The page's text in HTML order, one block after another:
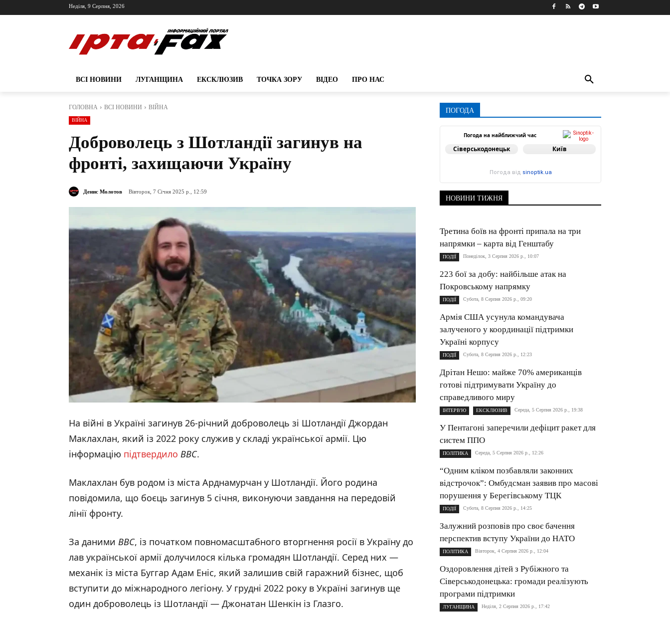
Неділя, 9 Серпня, 2026
ВСІ НОВИНИ ЛУГАНЩИНА ЕКСКЛЮЗИВ ТОЧКА ЗОРУ ВІДЕО ПРО НАС
ГОЛОВНА ВСІ НОВИНИ ВІЙНА
ВІЙНА
Доброволець з Шотландії загинув на
фронті, захищаючи Україну
Денис Молотов Вівторок, 7 Січня 2025 р., 12:59
На війні в Україні загинув 26-річний доброволець зі Шотландії Джордан
Маклахлан, який із 2022 року служив у складі української армії. Цю
інформацію підтвердило BBC.
Маклахлан був родом із міста Арднамурчан у Шотландії. Його родина
повідомила, що боєць загинув 5 січня, виконуючи завдання на передовій
лінії фронту.
За даними BBC, із початком повномасштабного вторгнення росії в Україну до
лав української армії долучилося кілька громадян Шотландії. Серед них —
механік із міста Буггар Адам Еніс, який залишив свій гаражний бізнес, щоб
вступити до міжнародного легіону. У грудні 2022 року в Україні загинув ще
один доброволець із Шотландії — Джонатан Шенкін із Глазго.
ПОГОДА
Погода на найближчий час
Сіверськодонецьк Київ
Погода від sinoptik.ua
НОВИНИ ТИЖНЯ
Третина боїв на фронті припала на три
напрямки – карта від Генштабу
ПОДІЇ Понеділок, 3 Серпня 2026 р., 10:07
223 бої за добу: найбільше атак на
Покровському напрямку
ПОДІЇ Субота, 8 Серпня 2026 р., 09:20
Армія США усунула командувача
залученого у координації підтримки
Україні корпусу
ПОДІЇ Субота, 8 Серпня 2026 р., 12:23
Дрітан Нешо: майже 70% американців
готові підтримувати Україну до
справедливого миру
ІНТЕРВ'Ю ЕКСКЛЮЗИВ Середа, 5 Серпня 2026 р., 19:38
У Пентагоні заперечили дефіцит ракет для
систем ППО
ПОЛІТИКА Середа, 5 Серпня 2026 р., 12:26
“Одним кліком позбавляли законних
відстрочок”: Омбудсман заявив про масові
порушення у Берегівському ТЦК
ПОДІЇ Субота, 8 Серпня 2026 р., 14:25
Залужний розповів про своє бачення
перспектив вступу України до НАТО
ПОЛІТИКА Вівторок, 4 Серпня 2026 р., 12:04
Оздоровлення дітей з Рубіжного та
Сіверськодонецька: громади реалізують
програми підтримки
ЛУГАНЩИНА Неділя, 2 Серпня 2026 р., 17:42